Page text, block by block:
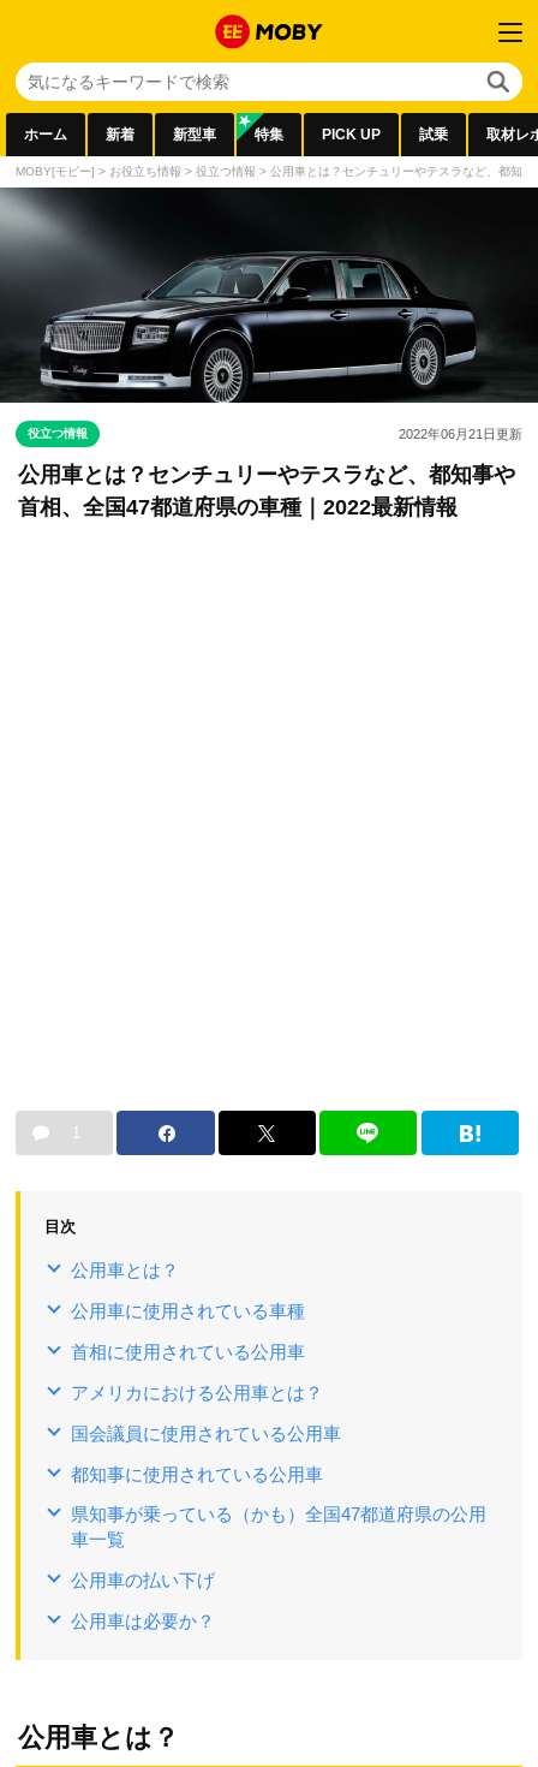
ホーム 新着 新型車 特集 PICK UP 試乗 取材レ
MOBY[モビー] > お役立ち情報 > 役立つ情報 > 公用車とは？センチュリーやテスラなど、都知
役立つ情報 2022年06月21日更新
公用車とは？センチュリーやテスラなど、都知事や
首相、全国47都道府県の車種｜2022最新情報
1
目次
公用車とは？
公用車に使用されている車種
首相に使用されている公用車
アメリカにおける公用車とは？
国会議員に使用されている公用車
都知事に使用されている公用車
県知事が乗っている（かも）全国47都道府県の公用
車一覧
公用車の払い下げ
公用車は必要か？
公用車とは？